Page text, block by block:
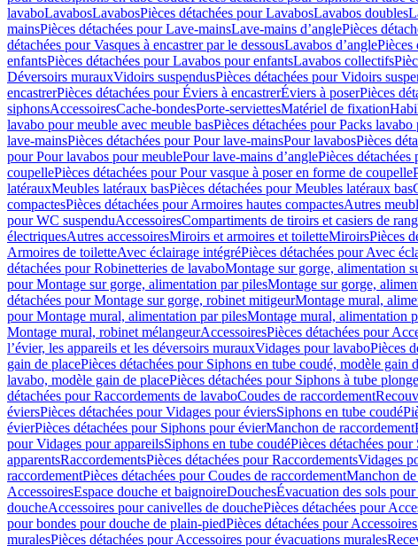
lavaboLavabosLavabosPièces détachées pour LavabosLavabos doubles
mainsPièces détachées pour Lave-mainsLave-mains d’anglePièces
détachées pour Vasques à encastrer par le dessousLavabos d’anglePièces
enfantsPièces détachées pour Lavabos pour enfantsLavabos collectifs
Déversoirs murauxVidoirs suspendusPièces détachées pour Vidoirs
encastrerPièces détachées pour Éviers à encastrerÉviers à poserPièces
siphonsAccessoiresCache-bondesPorte-serviettesMatériel de fixation
lavabo pour meuble avec meuble basPièces détachées pour Packs
lave-mainsPièces détachées pour Pour lave-mainsPour lavabosPièces
pour Pour lavabos pour meublePour lave-mains d’anglePièces
coupellePièces détachées pour Pour vasque à poser en forme de coupelle
latérauxMeubles latéraux basPièces détachées pour Meubles latéraux bas
compactesPièces détachées pour Armoires hautes compactesAutres
pour WC suspenduAccessoiresCompartiments de tiroirs et casiers de
électriquesAutres accessoiresMiroirs et armoires et toiletteMiroirsPièces
Armoires de toiletteAvec éclairage intégréPièces détachées pour Avec
détachées pour Robinetteries de lavaboMontage sur gorge, alimentation
pour Montage sur gorge, alimentation par pilesMontage sur gorge,
détachées pour Montage sur gorge, robinet mitigeurMontage mural,
pour Montage mural, alimentation par pilesMontage mural, alimentation
Montage mural, robinet mélangeurAccessoiresPièces détachées pour
l’évier, les appareils et les déversoirs murauxVidages pour lavaboPièces
gain de placePièces détachées pour Siphons en tube coudé, modèle gain
lavabo, modèle gain de placePièces détachées pour Siphons à tube
détachées pour Raccordements de lavaboCoudes de raccordement
éviersPièces détachées pour Vidages pour éviersSiphons en tube coudé
évierPièces détachées pour Siphons pour évierManchon de raccordement
pour Vidages pour appareilsSiphons en tube coudéPièces détachées
apparentsRaccordementsPièces détachées pour RaccordementsVidages
raccordementPièces détachées pour Coudes de raccordementManchon
AccessoiresEspace douche et baignoireDouchesÉvacuation des sols
doucheAccessoires pour canivelles de douchePièces détachées pour
pour bondes pour douche de plain-piedPièces détachées pour
muralesPièces détachées pour Accessoires pour évacuations murales